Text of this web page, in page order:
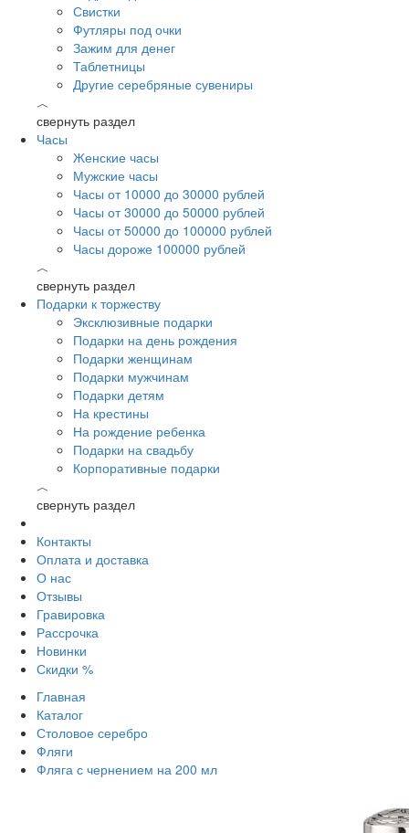
Свистки
Футляры под очки
Зажим для денег
Таблетницы
Другие серебряные сувениры
︿
свернуть раздел
Часы
Женские часы
Мужские часы
Часы от 10000 до 30000 рублей
Часы от 30000 до 50000 рублей
Часы от 50000 до 100000 рублей
Часы дороже 100000 рублей
︿
свернуть раздел
Подарки к торжеству
Эксклюзивные подарки
Подарки на день рождения
Подарки женщинам
Подарки мужчинам
Подарки детям
На крестины
На рождение ребенка
Подарки на свадьбу
Корпоративные подарки
︿
свернуть раздел
Контакты
Оплата и доставка
О нас
Отзывы
Гравировка
Рассрочка
Новинки
Скидки %
Главная
Каталог
Столовое серебро
Фляги
Фляга с чернением на 200 мл